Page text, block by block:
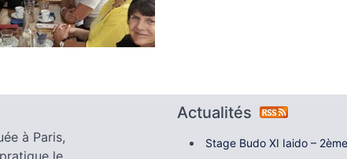
à Paris,
Actualités
Stage Budo XI Iaido –